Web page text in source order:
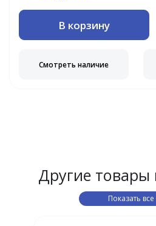
В корзину
Смотреть наличие
Другие товары
Показать все